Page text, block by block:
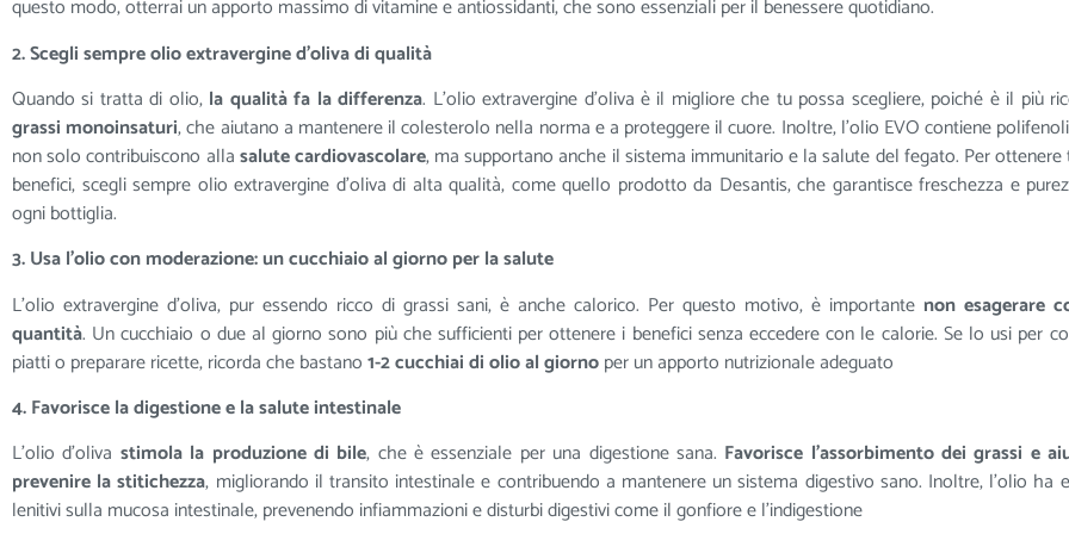
questo modo, otterrai un apporto massimo di vitamine e antiossidanti, che sono essenziali per il benessere quotidiano.
2. Scegli sempre olio extravergine d’oliva di qualità
Quando si tratta di olio, la qualità fa la differenza. L’olio extravergine d’oliva è il migliore che tu possa scegliere, poiché è il più
grassi monoinsaturi, che aiutano a mantenere il colesterolo nella norma e a proteggere il cuore. Inoltre, l’olio EVO contiene
non solo contribuiscono allasalute cardiovascolare, ma supportano anche il sistema immunitario e la salute del fegato. Per
benefici, scegli sempre olio extravergine d’oliva di alta qualità, come quello prodotto da Desantis, che garantisce freschezza e
ogni bottiglia.
3. Usa l’olio con moderazione: un cucchiaio al giorno per la salute
L’olio extravergine d’oliva, pur essendo ricco di grassi sani, è anche calorico. Per questo motivo, è importantenon esagerare
quantità. Un cucchiaio o due al giorno sono più che sufficienti per ottenere i benefici senza eccedere con le calorie. Se lo usi per
piatti o preparare ricette, ricorda che bastano1-2 cucchiai di olio al giornoper un apporto nutrizionale adeguato
4. Favorisce la digestione e la salute intestinale
L’olio d’oliva stimola la produzione di bile, che è essenziale per una digestione sana. Favorisce l’assorbimento dei grassi e
prevenire la stitichezza, migliorando il transito intestinale e contribuendo a mantenere un sistema digestivo sano. Inoltre, l’olio ha
lenitivi sulla mucosa intestinale, prevenendo infiammazioni e disturbi digestivi come il gonfiore e l’indigestione